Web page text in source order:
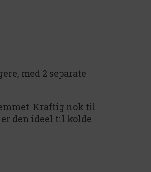
med 2 separate
Kraftig nok til
den ideel til kolde